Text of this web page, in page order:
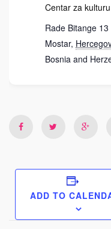
Centar za
Rade Bitange 13
Mostar,
Bosnia and
ADD TO